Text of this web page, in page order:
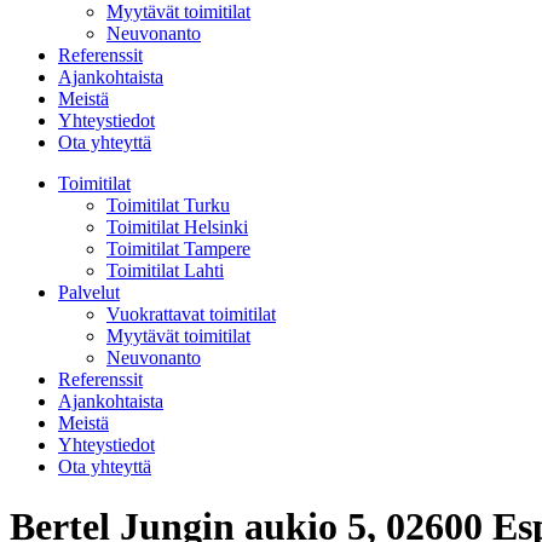
Myytävät toimitilat
Neuvonanto
Referenssit
Ajankohtaista
Meistä
Yhteystiedot
Ota yhteyttä
Toimitilat
Toimitilat Turku
Toimitilat Helsinki
Toimitilat Tampere
Toimitilat Lahti
Palvelut
Vuokrattavat toimitilat
Myytävät toimitilat
Neuvonanto
Referenssit
Ajankohtaista
Meistä
Yhteystiedot
Ota yhteyttä
Bertel Jungin aukio 5, 02600